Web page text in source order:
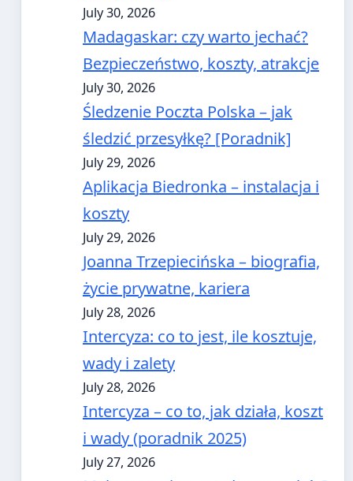
July 30, 2026
Madagaskar: czy warto jechać?
Bezpieczeństwo, koszty, atrakcje
July 30, 2026
Śledzenie Poczta Polska – jak
śledzić przesyłkę? [Poradnik]
July 29, 2026
Aplikacja Biedronka – instalacja i
koszty
July 29, 2026
Joanna Trzepiecińska – biografia,
życie prywatne, kariera
July 28, 2026
Intercyza: co to jest, ile kosztuje,
wady i zalety
July 28, 2026
Intercyza – co to, jak działa, koszt
i wady (poradnik 2025)
July 27, 2026